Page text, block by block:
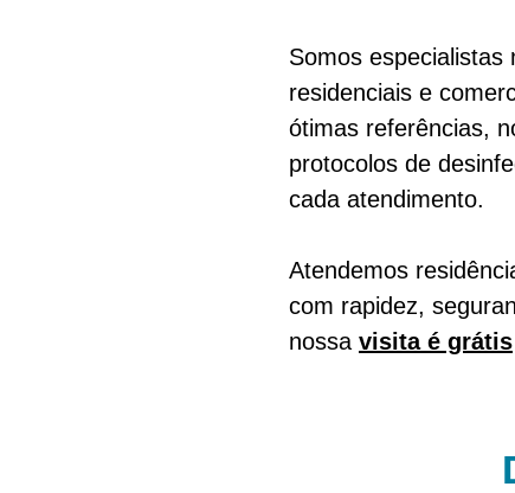
Somos
residenciais e
ótimas referências,
protocolos de
cada atendimento.
Atendemos
com rapidez,
nossa visita é grátis